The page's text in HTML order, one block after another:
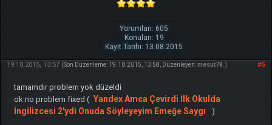
Yorumları: 605
Konuları: 19
Kayıt Tarihi: 13.08.2015
#5
19.10.2015, 13:57 (Son Düzenleme: 19.10.2015, 13:58, Düzenleyen:mesut78 .)
tamamdır problem yok düzeldi
ok no problem fixed ( Yandex Amca Çevirdi İlk Okulda
İngilizcesi 2'ydi Onuda Söyleyeyim Emeğe Saygı
)